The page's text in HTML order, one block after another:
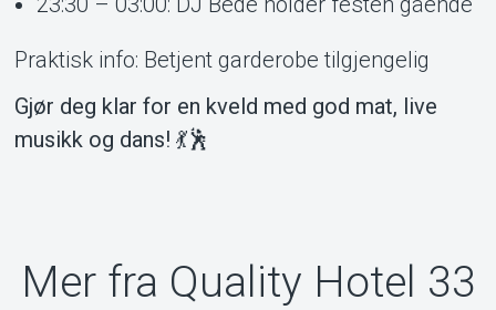
Praktisk info: Betjent garderobe tilgjengelig
Gjør deg klar for en kveld med god mat, live
musikk og dans! 💃🕺
Mer fra Quality Hotel 33